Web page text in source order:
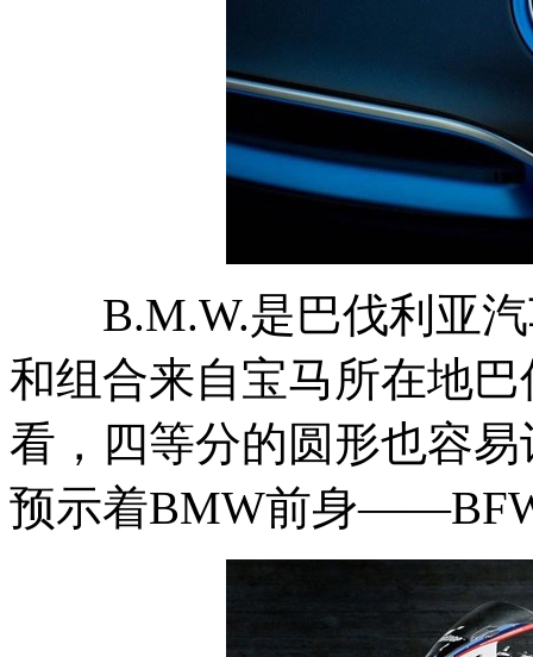
B.M.W.是巴伐利亚汽
和组合来自宝马所在地
看，四等分的圆形也容
预示着BMW前身